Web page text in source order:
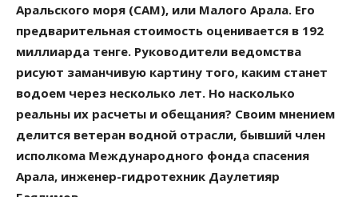
Аральского моря (САМ), или Малого Арала. Его
предварительная стоимость оценивается в 192
миллиарда тенге. Руководители ведомства
рисуют заманчивую картину того, каким станет
водоем через несколько лет. Но насколько
реальны их расчеты и обещания? Своим мнением
делится ветеран водной отрасли, бывший член
исполкома Международного фонда спасения
Арала, инженер-гидротехник Даулетияр